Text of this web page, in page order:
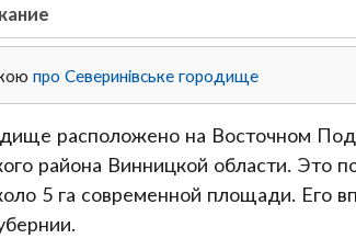
про Северинівське городище
расположено на Восточном
района Винницкой области. Это
5 га современной площади. Его